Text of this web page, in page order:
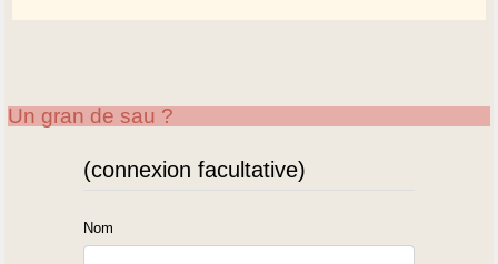
Un gran de sau ?
(connexion facultative)
Nom